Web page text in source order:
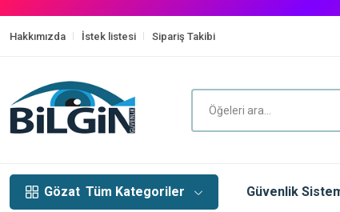
Hakkımızda İstek listesi Sipariş Takibi
Gözat Tüm Kategoriler Güvenlik